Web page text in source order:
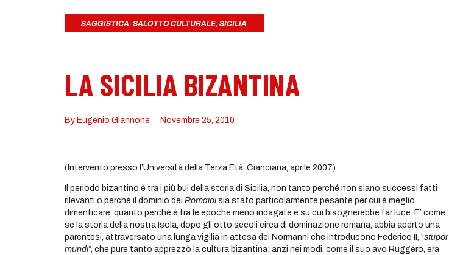
SAGGISTICA,SALOTTO CULTURALE,SICILIA
LA SICILIA BIZANTINA
By Eugenio Giannone Novembre 25, 2010
(Intervento presso l’Università della Terza Età, Cianciana, aprile 2007)
Il periodo bizantino è tra i più bui della storia di Sicilia, non tanto perché non siano successi fatti
rilevanti o perché il dominio deiRomaioi sia stato particolarmente pesante per cui è meglio
dimenticare, quanto perché è tra le epoche meno indagate e su cui bisognerebbe far luce. E’ come
se la storia della nostra Isola, dopo gli otto secoli circa di dominazione romana, abbia aperto una
parentesi, attraversato una lunga vigilia in attesa dei Normanni che introducono Federico II, “stupor
mundi”, che pure tanto apprezzò la cultura bizantina; anzi nei modi, come il suo avo Ruggero, era